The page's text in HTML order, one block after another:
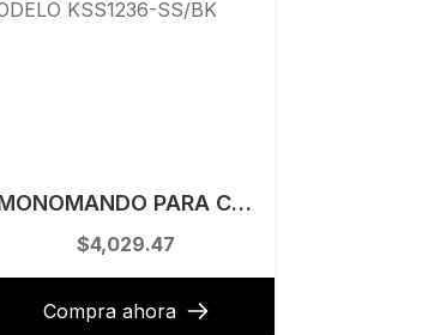
MONOMANDO PARA COCINA 33 X 22 CM KELE MODELO KSS1236-SS/BK
$4,029.47
Compra ahora